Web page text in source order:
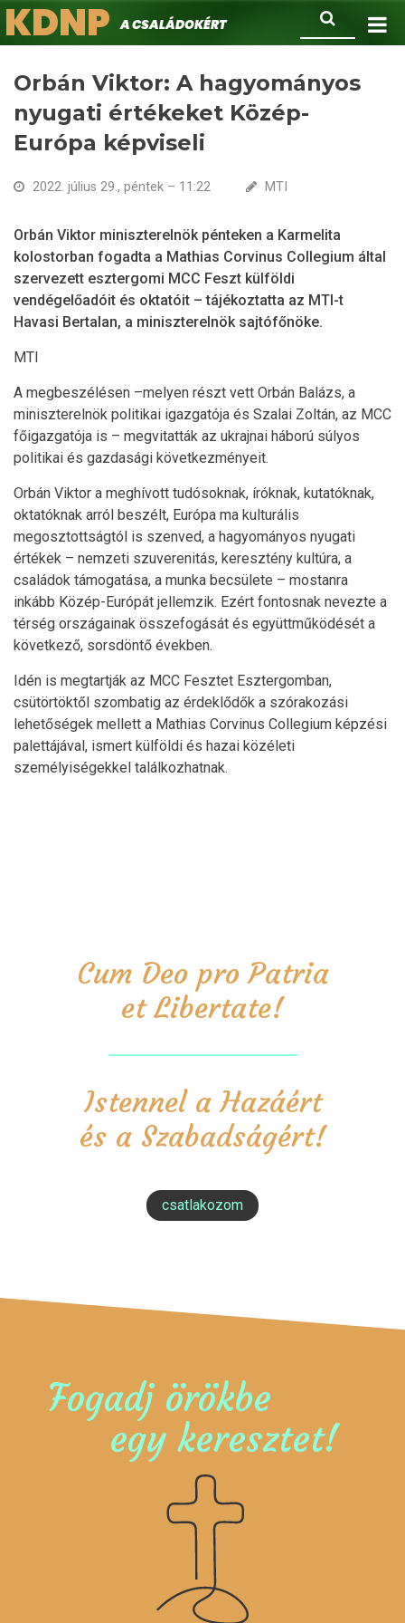
Ugrás
a
Keresés
KDNPA családokért.
Orbán Viktor: A hagyományos
nyugati értékeket Közép-
Európa képviseli
2022. július 29., péntek – 11:22 MTI
Orbán Viktor miniszterelnök pénteken a Karmelita
kolostorban fogadta a Mathias Corvinus Collegium által
szervezett esztergomi MCC Feszt külföldi
vendégelőadóit és oktatóit – tájékoztatta az MTI-t
Havasi Bertalan, a miniszterelnök sajtófőnöke.
MTI
A megbeszélésen –melyen részt vett Orbán Balázs, a
miniszterelnök politikai igazgatója és Szalai Zoltán, az MCC
főigazgatója is – megvitatták az ukrajnai háború súlyos
politikai és gazdasági következményeit.
Orbán Viktor a meghívott tudósoknak, íróknak, kutatóknak,
oktatóknak arról beszélt, Európa ma kulturális
megosztottságtól is szenved, a hagyományos nyugati
értékek – nemzeti szuverenitás, keresztény kultúra, a
családok támogatása, a munka becsülete – mostanra
inkább Közép-Európát jellemzik. Ezért fontosnak nevezte a
térség országainak összefogását és együttműködését a
következő, sorsdöntő években.
Idén is megtartják az MCC Fesztet Esztergomban,
csütörtöktől szombatig az érdeklődők a szórakozási
lehetőségek mellett a Mathias Corvinus Collegium képzési
palettájával, ismert külföldi és hazai közéleti
személyiségekkel találkozhatnak.
Cum Deo pro Patria
et Libertate!
Istennel a Hazáért
és a Szabadságért!
csatlakozom
Fogadj örökbe
egy keresztet!